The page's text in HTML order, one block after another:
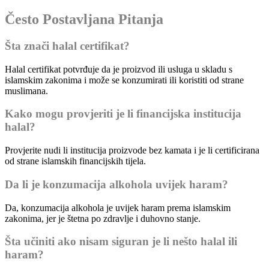
Često Postavljana Pitanja
Šta znači halal certifikat?
Halal certifikat potvrđuje da je proizvod ili usluga u skladu s
islamskim zakonima i može se konzumirati ili koristiti od strane
muslimana.
Kako mogu provjeriti je li financijska institucija
halal?
Provjerite nudi li institucija proizvode bez kamata i je li certificirana
od strane islamskih financijskih tijela.
Da li je konzumacija alkohola uvijek haram?
Da, konzumacija alkohola je uvijek haram prema islamskim
zakonima, jer je štetna po zdravlje i duhovno stanje.
Šta učiniti ako nisam siguran je li nešto halal ili
haram?